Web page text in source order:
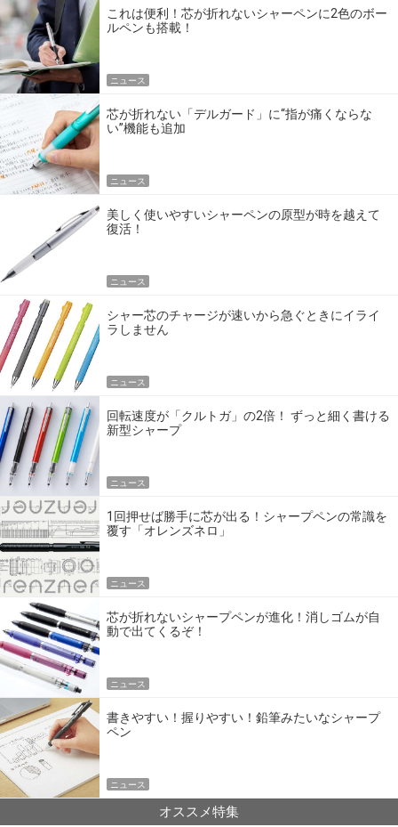
これは便利！芯が折れないシャーペンに2色のボー
ルペンも搭載！
ニュース
芯が折れない「デルガード」に“指が痛くならな
い”機能も追加
ニュース
美しく使いやすいシャーペンの原型が時を越えて
復活！
ニュース
シャー芯のチャージが速いから急ぐときにイライ
ラしません
ニュース
回転速度が「クルトガ」の2倍！ ずっと細く書ける
新型シャープ
ニュース
1回押せば勝手に芯が出る！シャープペンの常識を
覆す「オレンズネロ」
ニュース
芯が折れないシャープペンが進化！消しゴムが自
動で出てくるぞ！
ニュース
書きやすい！握りやすい！鉛筆みたいなシャープ
ペン
ニュース
オススメ特集